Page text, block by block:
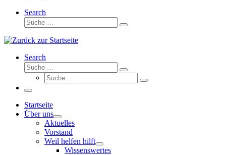
Search
Suche
Suche
Search
Suche
Suche
Suche
Suche
Menü
Startseite
Über uns
Aktuelles
Vorstand
Weil helfen hilft
Wissenswertes